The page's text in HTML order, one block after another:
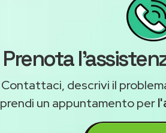
Prenota
Contattaci, descrivi il
prendi un appuntamento per